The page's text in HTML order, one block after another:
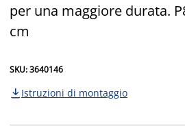
per una maggiore durata.
cm
SKU: 3640146
 Istruzioni di montaggio